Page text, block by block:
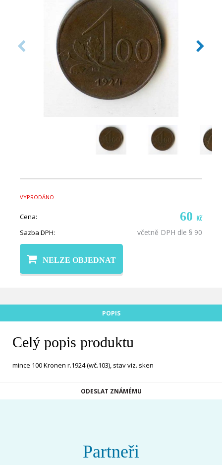
VYPRODÁNO
Cena: 60 Kč
Sazba DPH: včetně DPH dle § 90
NELZE OBJEDNAT
POPIS
Celý popis produktu
mince 100 Kronen r.1924 (wč.103), stav viz. sken
ODESLAT ZNÁMÉMU
Partneři